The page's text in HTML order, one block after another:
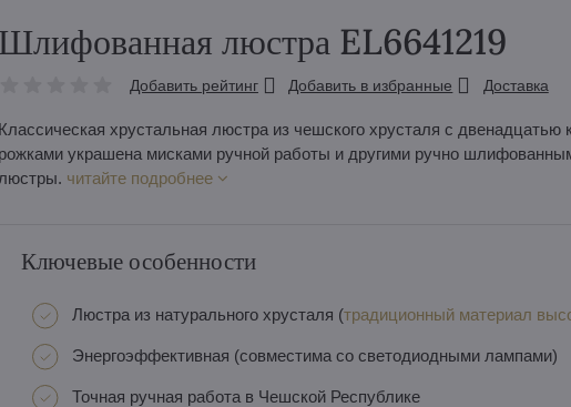
Шлифованная люстра EL6641219
Добавить рейтинг Добавить в избранные Доставка
Классическая хрустальная люстра из чешского хрусталя с
рожками украшена мисками ручной работы и другими ручно
люстры. читайте подробнее
Ключевые особенности
Люстра из натурального хрусталя (традиционный материал
Энергоэффективная (совместима со светодиодными лампами)
Точная ручная работа в Чешской Республике